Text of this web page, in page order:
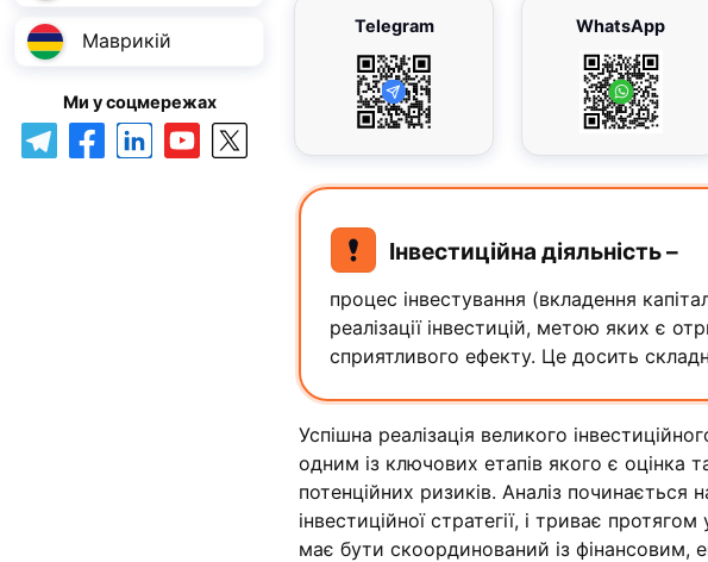
Маврикій
Ми у соцмережах
Telegram WhatsApp
Інвестиційна діяльність –
процес інвестування (вкладення
реалізації інвестицій, метою яких є
сприятливого ефекту. Це досить
Успішна реалізація великого
одним із ключових етапів якого є оцінка
потенційних ризиків. Аналіз починається
інвестиційної стратегії, і триває
має бути скоординований із фінансовим,